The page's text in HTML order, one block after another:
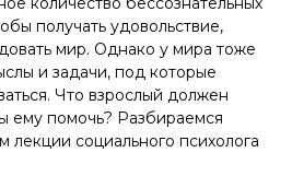
получать удовольствие,
мир. Однако у мира тоже
и задачи, под которые
Что взрослый должен
ему помочь? Разбираемся
лекции социального психолога